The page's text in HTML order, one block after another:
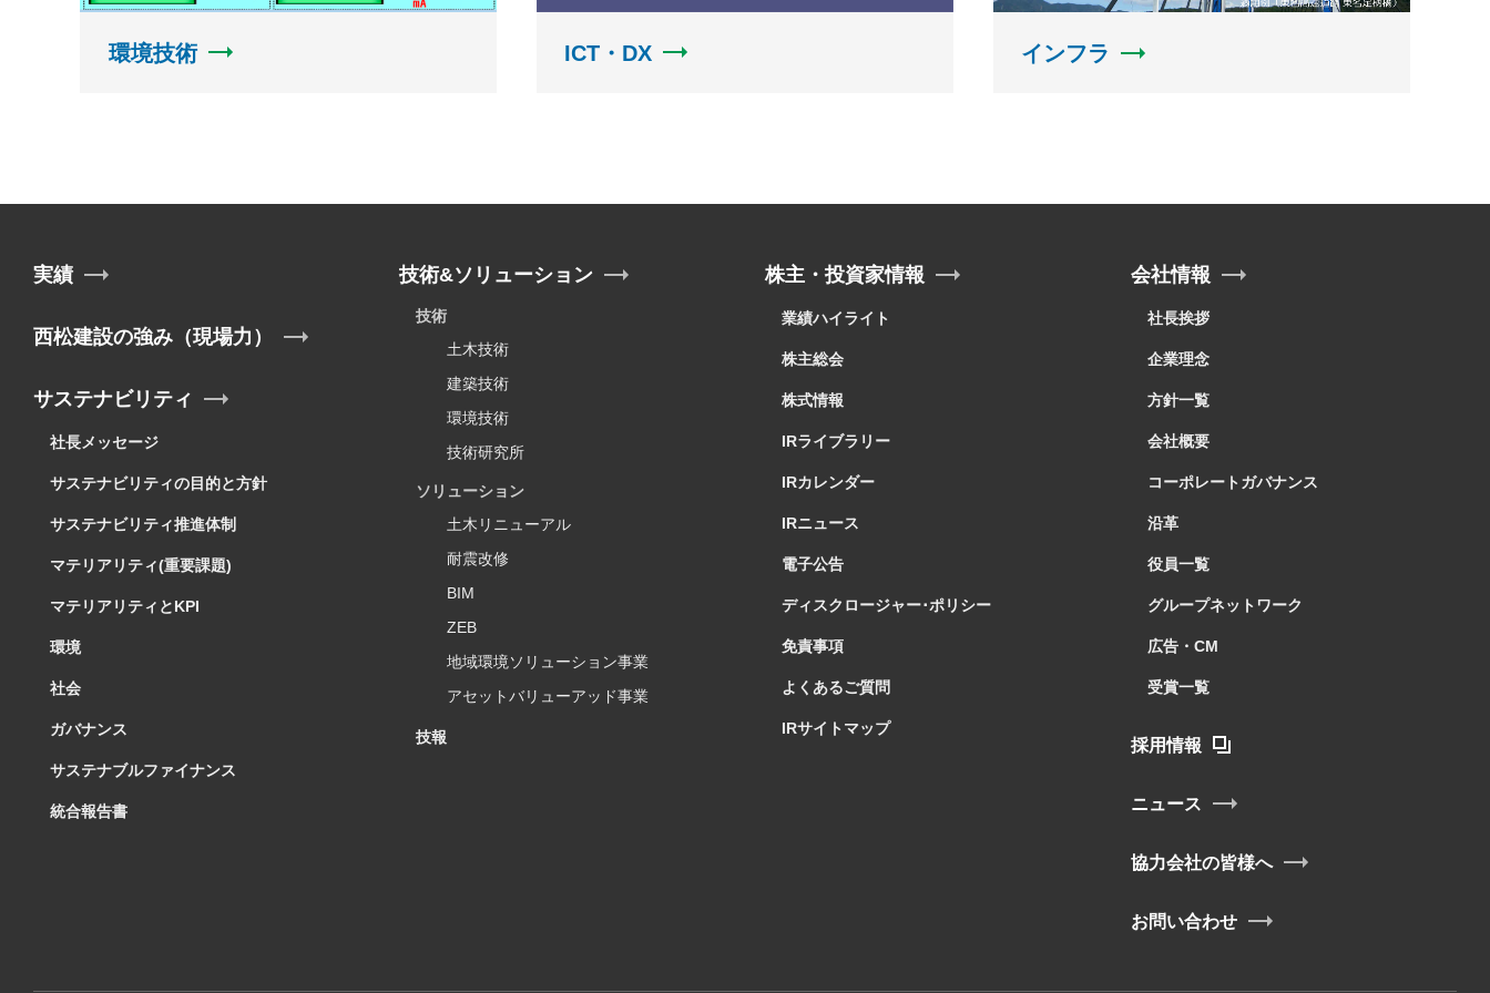
環境技術 ICT・DX インフラ
実績
西松建設の強み（現場力）
サステナビリティ
社長メッセージ
サステナビリティの目的と方針
サステナビリティ推進体制
マテリアリティ(重要課題)
マテリアリティとKPI
環境
社会
ガバナンス
サステナブルファイナンス
統合報告書
技術&ソリューション
技術
土木技術
建築技術
環境技術
技術研究所
ソリューション
土木リニューアル
耐震改修
BIM
ZEB
地域環境ソリューション事業
アセットバリューアッド事業
技報
株主・投資家情報
業績ハイライト
株主総会
株式情報
IRライブラリー
IRカレンダー
IRニュース
電子公告
ディスクロージャー･ポリシー
免責事項
よくあるご質問
IRサイトマップ
会社情報
社長挨拶
企業理念
方針一覧
会社概要
コーポレートガバナンス
沿革
役員一覧
グループネットワーク
広告・CM
受賞一覧
採用情報
ニュース
協力会社の皆様へ
お問い合わせ